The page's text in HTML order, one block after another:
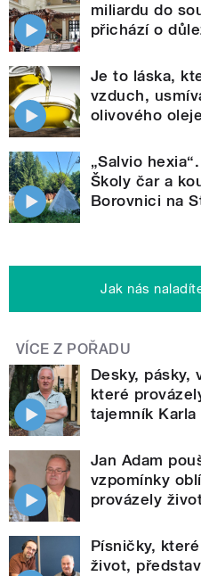
miliardu do
přichází o
Je to láska,
vzduch,
olivového
„Salvio
Školy čar a
Borovnici na
Jak nás
VÍCE Z POŘADU
Desky, pásky,
které
tajemník Karla
Jan Adam
vzpomínky
provázely
Písničky,
život,